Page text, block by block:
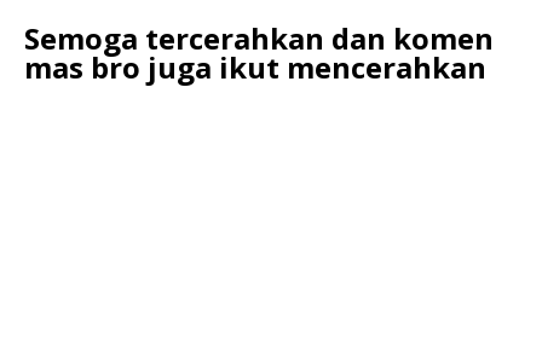
Semoga tercerahkan dan komen
mas bro juga ikut mencerahkan